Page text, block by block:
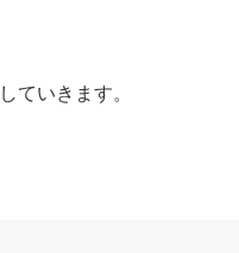
ていきます。